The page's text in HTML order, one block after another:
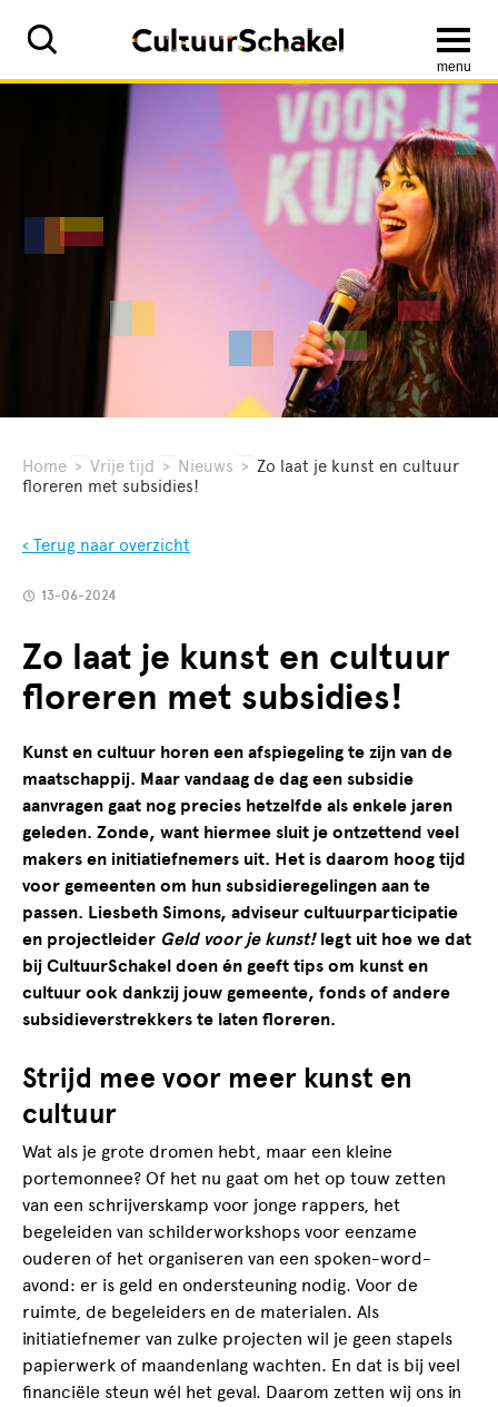
menu
Home > Vrije tijd > Nieuws > Zo laat je kunst en cultuur
floreren met subsidies!
‹ Terug naar overzicht
13-06-2024
Zo laat je kunst en cultuur
floreren met subsidies!
Kunst en cultuur horen een afspiegeling te zijn van de
maatschappij. Maar vandaag de dag een subsidie
aanvragen gaat nog precies hetzelfde als enkele jaren
geleden. Zonde, want hiermee sluit je ontzettend veel
makers en initiatiefnemers uit. Het is daarom hoog tijd
voor gemeenten om hun subsidieregelingen aan te
passen. Liesbeth Simons, adviseur cultuurparticipatie
en projectleider Geld voor je kunst!legt uit hoe we dat
bij CultuurSchakel doen én geeft tips om kunst en
cultuur ook dankzij jouw gemeente, fonds of andere
subsidieverstrekkers te laten floreren.
Strijd mee voor meer kunst en
cultuur
Wat als je grote dromen hebt, maar een kleine
portemonnee? Of het nu gaat om het op touw zetten
van een schrijverskamp voor jonge rappers, het
begeleiden van schilderworkshops voor eenzame
ouderen of het organiseren van een spoken-word-
avond: er is geld en ondersteuning nodig. Voor de
ruimte, de begeleiders en de materialen. Als
initiatiefnemer van zulke projecten wil je geen stapels
papierwerk of maandenlang wachten. En dat is bij veel
financiële steun wél het geval. Daarom zetten wij ons in